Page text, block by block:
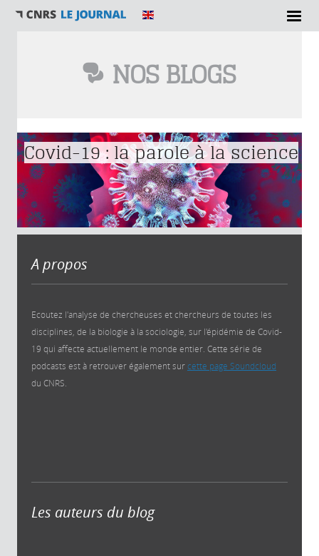
NOS BLOGS
Vous êtes ici
Covid-19 : la parole à la science
A propos
Ecoutez l'analyse de chercheuses et chercheurs de toutes les
disciplines, de la biologie à la sociologie, sur l'épidémie de Covid-
19 qui affecte actuellement le monde entier. Cette série de
podcasts est à retrouver également surcette page Soundcloud
du CNRS.
Les auteurs du blog